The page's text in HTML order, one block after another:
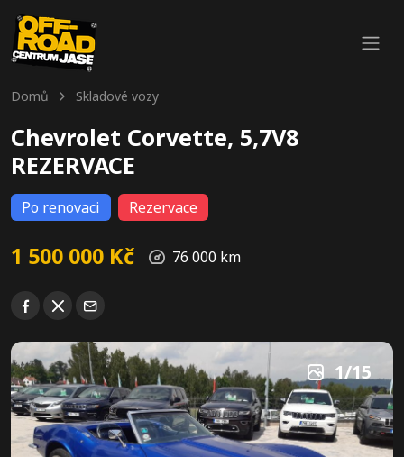
Domů Skladové vozy
Chevrolet Corvette, 5,7V8
REZERVACE
Po renovaci Rezervace
1 500 000 Kč 76 000 km
2/15